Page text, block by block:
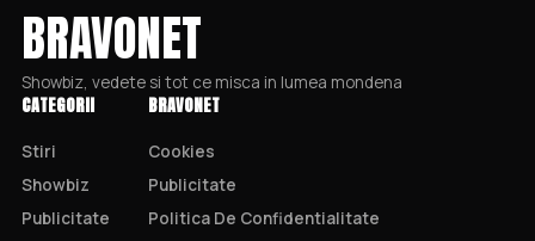
BRAVONET
Showbiz, vedete si tot ce misca in lumea mondena
CATEGORII
Stiri
Showbiz
Publicitate
BRAVONET
Cookies
Publicitate
Politica De Confidentialitate